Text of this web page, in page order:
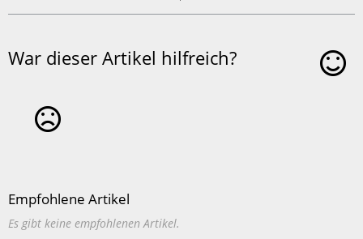
War dieser Artikel hilfreich?
Empfohlene Artikel
Es gibt keine empfohlenen Artikel.